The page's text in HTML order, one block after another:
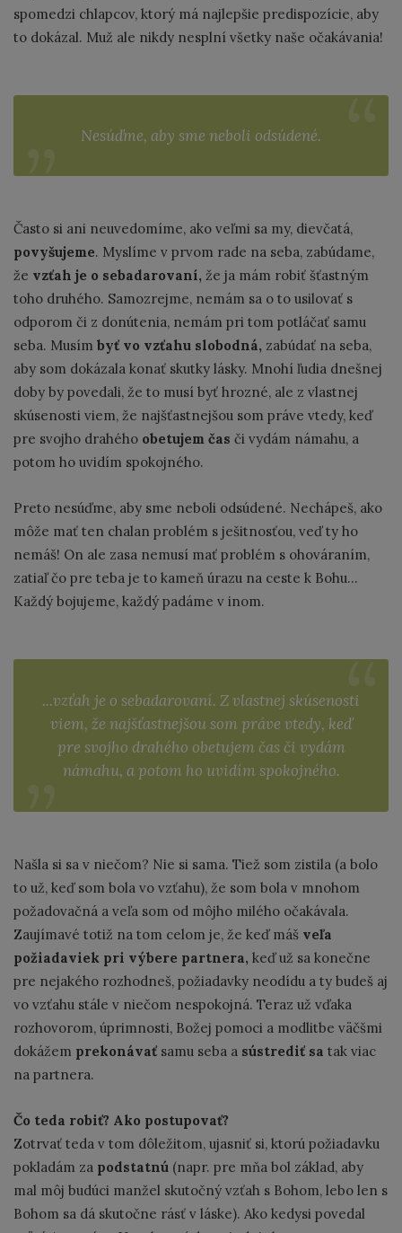
spomedzi chlapcov, ktorý má najlepšie predispozície, aby
to dokázal. Muž ale nikdy nesplní všetky naše očakávania!
Nesúďme, aby sme neboli odsúdené.
Často si ani neuvedomíme, ako veľmi sa my, dievčatá,
povyšujeme. Myslíme v prvom rade na seba, zabúdame,
že vzťah je o sebadarovaní, že ja mám robiť šťastným
toho druhého. Samozrejme, nemám sa o to usilovať s
odporom či z donútenia, nemám pri tom potláčať samu
seba. Musím byť vo vzťahu slobodná, zabúdať na seba,
aby som dokázala konať skutky lásky. Mnohí ľudia dnešnej
doby by povedali, že to musí byť hrozné, ale z vlastnej
skúsenosti viem, že najšťastnejšou som práve vtedy, keď
pre svojho drahého obetujem čas či vydám námahu, a
potom ho uvidím spokojného.
Preto nesúďme, aby sme neboli odsúdené. Nechápeš, ako
môže mať ten chalan problém s ješitnosťou, veď ty ho
nemáš! On ale zasa nemusí mať problém s ohováraním,
zatiaľ čo pre teba je to kameň úrazu na ceste k Bohu...
Každý bojujeme, každý padáme v inom.
...vzťah je o sebadarovaní. Z vlastnej skúsenosti
viem, že najšťastnejšou som práve vtedy, keď
pre svojho drahého obetujem čas či vydám
námahu, a potom ho uvidím spokojného.
Našla si sa v niečom? Nie si sama. Tiež som zistila (a bolo
to už, keď som bola vo vzťahu), že som bola v mnohom
požadovačná a veľa som od môjho milého očakávala.
Zaujímavé totiž na tom celom je, že keď máš veľa
požiadaviek pri výbere partnera, keď už sa konečne
pre nejakého rozhodneš, požiadavky neodídu a ty budeš aj
vo vzťahu stále v niečom nespokojná. Teraz už vďaka
rozhovorom, úprimnosti, Božej pomoci a modlitbe väčšmi
dokážem prekonávať samu seba a sústrediť sa tak viac
na partnera.
Čo teda robiť? Ako postupovať?
Zotrvať teda v tom dôležitom, ujasniť si, ktorú požiadavku
pokladám za podstatnú (napr. pre mňa bol základ, aby
mal môj budúci manžel skutočný vzťah s Bohom, lebo len s
Bohom sa dá skutočne rásť v láske). Ako kedysi povedal